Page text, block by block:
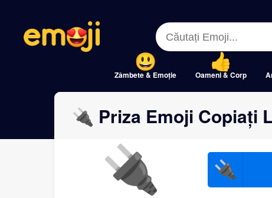
Zâmbete & Emoție Oameni & Corp
Close
Close
🔌 Priza Emoji Copiați
🔌 🔌